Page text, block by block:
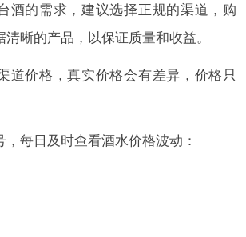
酒的需求，建议选择正规的渠道，购
晰的产品，以保证质量和收益。
道价格，真实价格会有差异，价格只
每日及时查看酒水价格波动：